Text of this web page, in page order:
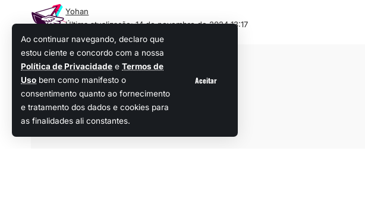
Ao continuar navegando, declaro que
estou ciente e concordo com a nossa
Política de Privacidade e Termos de
Uso bem como manifesto o
consentimento quanto ao fornecimento
e tratamento dos dados e cookies para
as finalidades ali constantes.
Aceitar
Última atualização: 14 de novembro de 2024 13:17
Yohan